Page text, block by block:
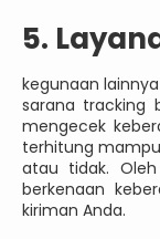
5.
kegunaan
sarana tracking
mengecek
terhitung
atau tidak.
berkenaan
kiriman Anda.